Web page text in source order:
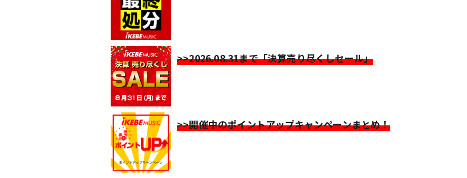
>>2026.08.31まで「決算売り尽くしセール」
>>開催中のポイントアップキャンペーンまとめ！